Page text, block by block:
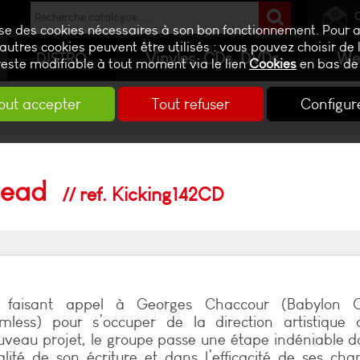
des cookies nécessaires à son bon fonctionnement. Pour
cookies peuvent être utilisés : vous pouvez choisir
modifiable à tout moment via le lienCookiesen bas
accepter Tout refuser
DISTRO Vinyles, CDs, DVDs
ref. Kicking142CD
faisant appel à Georges Chaccour (Babylon
pour s’occuper de la direction artistique
projet, le groupe passe une étape indéniable